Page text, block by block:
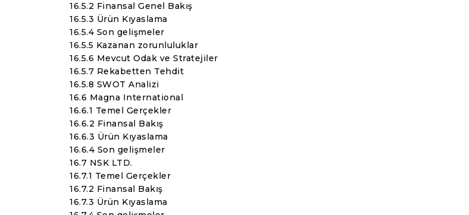
16.5.2 Finansal Genel Bakış
16.5.3 Ürün Kıyaslama
16.5.4 Son gelişmeler
16.5.5 Kazanan zorunluluklar
16.5.6 Mevcut Odak ve Stratejiler
16.5.7 Rekabetten Tehdit
16.5.8 SWOT Analizi
16.6 Magna International
16.6.1 Temel Gerçekler
16.6.2 Finansal Bakış
16.6.3 Ürün Kıyaslama
16.6.4 Son gelişmeler
16.7 NSK LTD.
16.7.1 Temel Gerçekler
16.7.2 Finansal Bakış
16.7.3 Ürün Kıyaslama